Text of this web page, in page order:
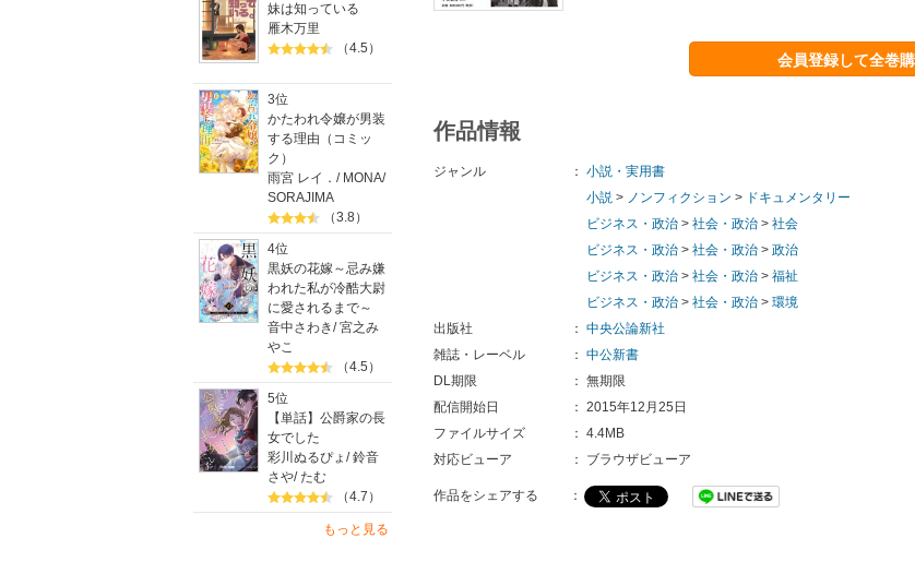
妹は知っている
雁木万里
（4.5）
3位
かたわれ令嬢が男装
する理由（コミッ
ク）
雨宮 レイ． / MONA/
SORAJIMA
（3.8）
4位
黒妖の花嫁～忌み嫌
われた私が冷酷大尉
に愛されるまで～
音中さわき/宮之み
やこ
（4.5）
5位
【単話】公爵家の長
女でした
彩川ぬるぴょ /鈴音
さや/たむ
（4.7）
もっと見る
会員登録して全巻
作品情報
ジャンル ： 小説・実用書
小説 > ノンフィクション > ドキュメンタリー
ビジネス・政治 > 社会・政治 > 社会
ビジネス・政治 > 社会・政治 > 政治
ビジネス・政治 > 社会・政治 > 福祉
ビジネス・政治 > 社会・政治 > 環境
出版社
： 中央公論新社
雑誌・レーベル
： 中公新書
DL期限
： 無期限
配信開始日
： 2015年12月25日
ファイルサイズ
： 4.4MB
対応ビューア
： ブラウザビューア
作品をシェアする ：